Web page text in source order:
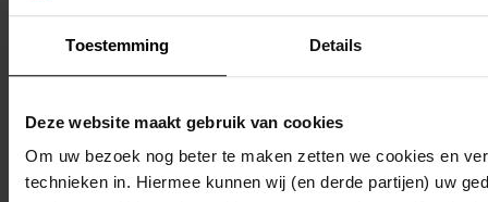
Toestemming Details
Deze website maakt gebruik van cookies
Om uw bezoek nog beter te maken zetten we cookies en
technieken in. Hiermee kunnen wij (en derde partijen) uw
25.Walvisvaarders
Toon details van deze beschrijving
26.Gilden en Neringen
Toon details van deze beschrijving